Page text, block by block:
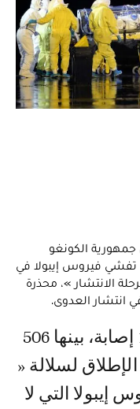
الكونغو
إن تفشي فيروس إيبولا في
الانتشار »، محذرة
انتشار العدوى.
لسلالة «
إيبولا التي لا